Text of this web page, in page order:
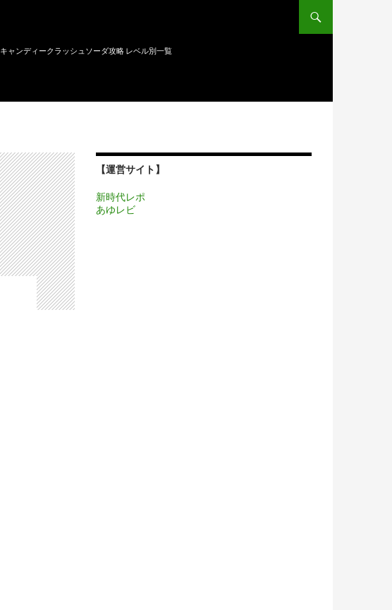
キャンディークラッシュソーダ攻略 レベル別一覧
【運営サイト】
新時代レポ
あゆレビ